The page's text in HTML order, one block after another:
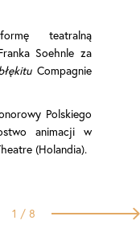
teatralną
Soehnle za
Compagnie
Polskiego
animacji w
(Holandia).
1 / 8